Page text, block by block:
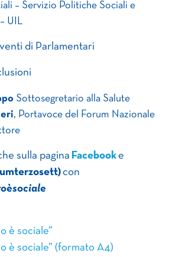
– Servizio Politiche Sociali e
UIL
di Parlamentari
Sottosegretario alla Salute
, Portavoce del Forum Nazionale
sulla pagina Facebook e
con
è sociale”
è sociale” (formato A4)